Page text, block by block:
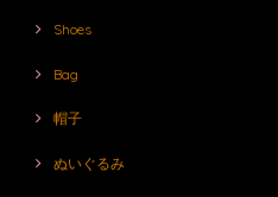
Shoes
Bag
帽子
ぬいぐるみ